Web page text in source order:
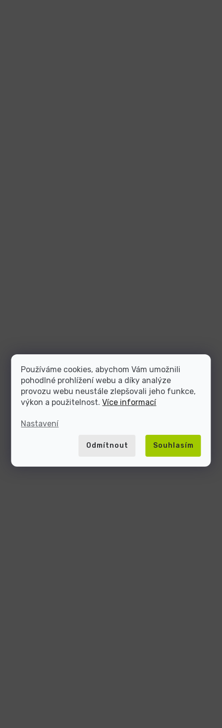
Používáme cookies, abychom Vám umožnili
pohodlné prohlížení webu a díky analýze
provozu webu neustále zlepšovali jeho funkce,
výkon a použitelnost.Více informací
Nastavení
Odmítnout Souhlasím